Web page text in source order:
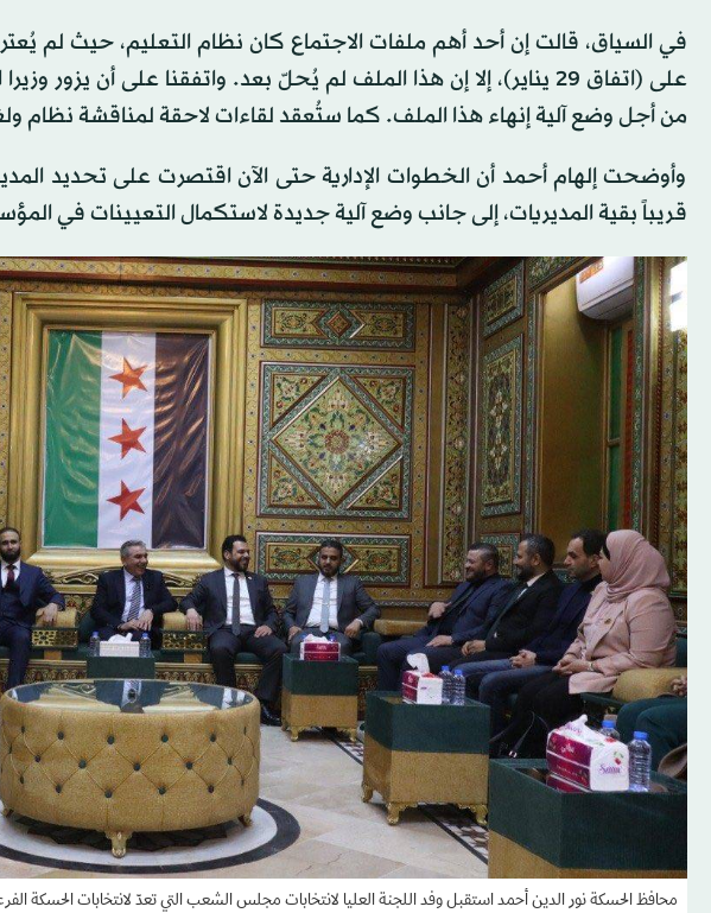
في السياق، قالت إن أحد أهم ملفات الاجتماع كان نظام التعليم، حيث لم
على (اتفاق 29 يناير)، إلا إن هذا الملف لم يُحلّ بعد. واتفقنا على أن
من أجل وضع آلية إنهاء هذا الملف. كما ستُعقد لقاءات لاحقة لمناقشة نظام
وأوضحت إلهام أحمد أن الخطوات الإدارية حتى الآن اقتصرت على تحديد
قريباً بقية المديريات، إلى جانب وضع آلية جديدة لاستكمال التعيينات في
محافظ الحسكة نور الدين أحمد استقبل وفد اللجنة العليا لانتخابات مجلس الشعب التي تعدّ لانتخابات الحسكة